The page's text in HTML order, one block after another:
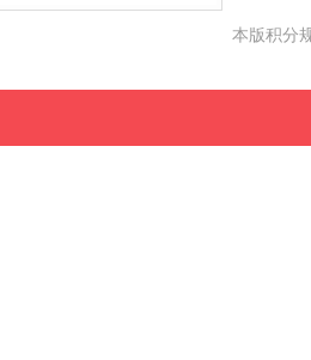
本版积分